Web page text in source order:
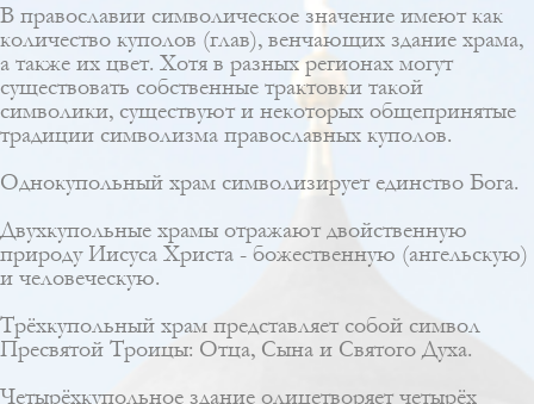
В православии символическое значение имеют как
количество куполов (глав), венчающих здание храма,
а также их цвет. Хотя в разных регионах могут
существовать собственные трактовки такой
символики, существуют и некоторых общепринятые
традиции символизма православных куполов.
Однокупольный храм символизирует единство Бога.
Двухкупольные храмы отражают двойственную
природу Иисуса Христа - божественную (ангельскую)
и человеческую.
Трёхкупольный храм представляет собой символ
Пресвятой Троицы: Отца, Сына и Святого Духа.
Четырёхкупольное здание олицетворяет четырёх